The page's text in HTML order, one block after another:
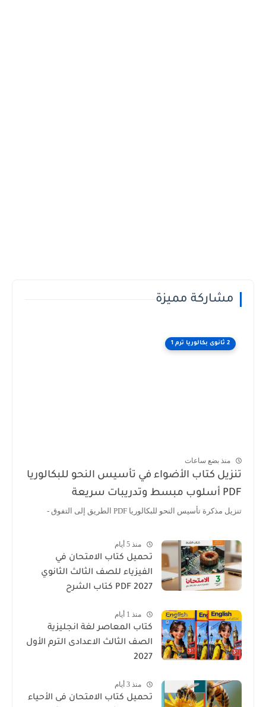
مشاركة مميزة
2 ثانوى بكالوريا ترم 1
منذ بضع ساعات
تنزيل كتاب الأضواء في تأسيس النحو للبكالوريا
PDF أسلوب مبسط وتدريبات سريعة
تنزيل مذكرة تأسيس النحو للبكالوريا PDF الطريق إلى التفوق -
منذ 5 أيام
تحميل كتاب الامتحان في
الفيزياء للصف الثالث الثانوي
2027 PDF كتاب الشرح
منذ 1 أيام
كتاب المعاصر لغة انجليزية
الصف الثالث الاعدادى الترم الأول
2027
منذ 3 أيام
تحميل كتاب الامتحان فى الأحياء